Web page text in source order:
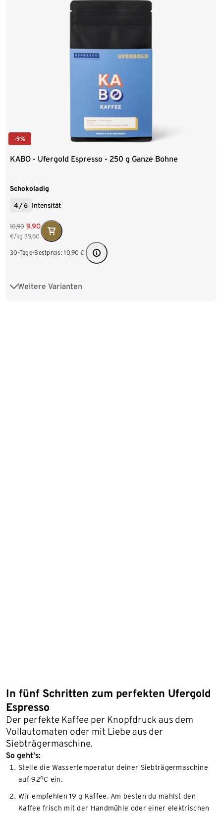
-9%
KABO - Ufergold Espresso - 250 g Ganze Bohne
Schokoladig
4/6 Intensität
10,90 9,90
€/kg 39,60
30-Tage-Bestpreis: 10,90 €
Weitere Varianten
250 g Ganze Bohne
In fünf Schritten zum perfekten Ufergold
Espresso
Der perfekte Kaffee per Knopfdruck aus dem
Vollautomaten oder mit Liebe aus der
Siebträgermaschine.
So geht's:
Stelle die Wassertemperatur deiner Siebträgermaschine
auf 92°C ein.
Wir empfehlen 19 g Kaffee. Am besten du mahlst den
Kaffee frisch mit der Handmühle oder einer elektrischen